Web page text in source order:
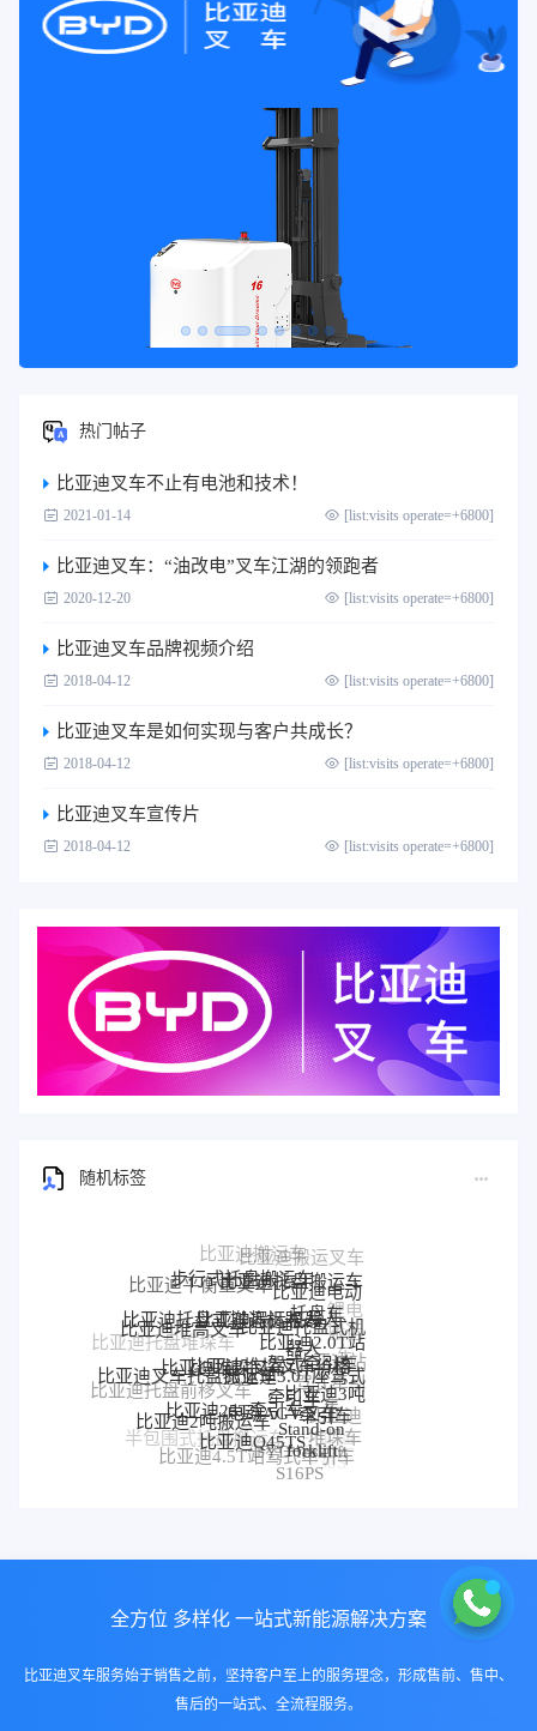
热门帖子
比亚迪叉车不止有电池和技术！
2021-01-14 [list:visits operate=+6800]
比亚迪叉车：“油改电”叉车江湖的领跑者
2020-12-20 [list:visits operate=+6800]
比亚迪叉车品牌视频介绍
2018-04-12 [list:visits operate=+6800]
比亚迪叉车是如何实现与客户共成长？
2018-04-12 [list:visits operate=+6800]
比亚迪叉车宣传片
2018-04-12 [list:visits operate=+6800]
随机标签
比亚迪平衡重叉车
步行式托盘搬运车
比亚迪托盘搬运车
比亚迪电动
托盘车锂电
搬运
车
比亚迪托盘堆垛车
比亚迪堆高叉车
比亚迪托盘式搬运机器人
比亚迪搬运机器人
比亚迪托盘式机
器人
比亚迪2.0T站
驾式牵引车
比亚迪站
驾式牵引
车
比亚迪托盘前移叉车
比亚迪叉车托盘搬运车
比亚迪堆垛叉车
比亚迪堆垛叉车价格
比亚迪3.0T座驾式
牵引车
比亚迪3吨
牵引车
比亚迪
堆垛车
比亚迪
P30S
比亚迪仓储叉车
半包围式托盘搬运车
比亚迪2吨搬运车
比亚迪25T牵引车
电动AGV叉车
Stand-on
forklift
BYD forklift
S16PS
比亚迪4.5T站驾式牵引车
比亚迪Q45TS
全方位 多样化 一站式新能源解决方案
比亚迪叉车服务始于销售之前，坚持客户至上的服务理念，形成售前、售中、
售后的一站式、全流程服务。